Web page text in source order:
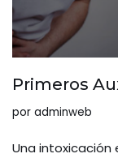
Primeros
por adminweb
Una intoxicación